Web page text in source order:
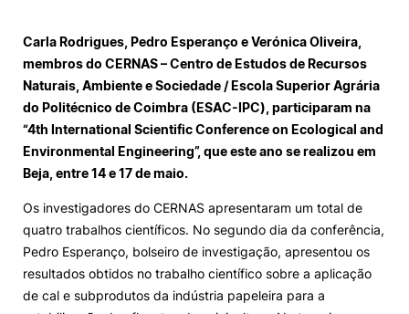
International Relations
Ofertas de Emprego e Informações Úteis
Loja da Agrária
Mudança de Par Instituição/Curso
Carla Rodrigues, Pedro Esperanço e Verónica Oliveira,
membros do CERNAS – Centro de Estudos de Recursos
Naturais, Ambiente e Sociedade / Escola Superior Agrária
do Politécnico de Coimbra (ESAC-IPC), participaram na
“4th International Scientific Conference on Ecological and
Environmental Engineering”, que este ano se realizou em
Beja, entre 14 e 17 de maio.
Os investigadores do CERNAS apresentaram um total de
quatro trabalhos científicos. No segundo dia da conferência,
Pedro Esperanço, bolseiro de investigação, apresentou os
resultados obtidos no trabalho científico sobre a aplicação
de cal e subprodutos da indústria papeleira para a